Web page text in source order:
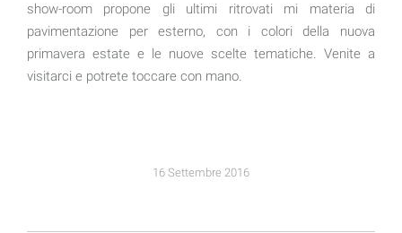
show-room propone gli ultimi ritrovati mi materia di
pavimentazione per esterno, con i colori della nuova
primavera estate e le nuove scelte tematiche. Venite a
visitarci e potrete toccare con mano.
16 Settembre 2016